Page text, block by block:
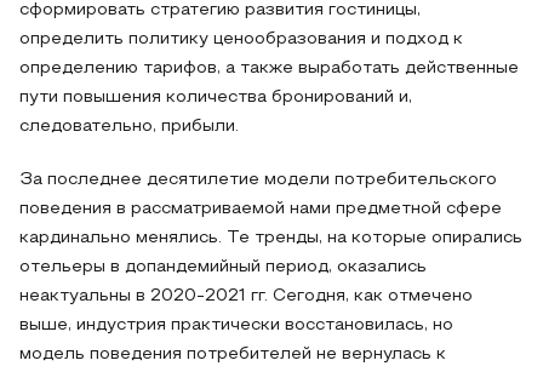
сформировать стратегию развития гостиницы,
определить политику ценообразования и подход к
определению тарифов, а также выработать действенные
пути повышения количества бронирований и,
следовательно, прибыли.
За последнее десятилетие модели потребительского
поведения в рассматриваемой нами предметной сфере
кардинально менялись. Те тренды, на которые опирались
отельеры в допандемийный период, оказались
неактуальны в 2020-2021 гг. Сегодня, как отмечено
выше, индустрия практически восстановилась, но
модель поведения потребителей не вернулась к